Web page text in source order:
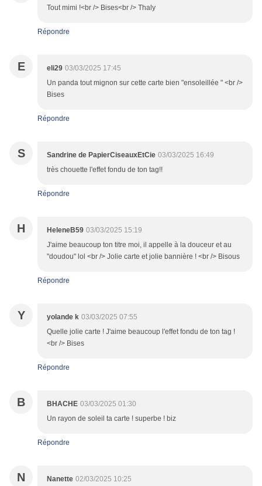
Tout mimi !<br /> Bises<br /> Thaly
Répondre
E eli29 03/03/2025 17:45
Un panda tout mignon sur cette carte bien "ensoleillée " <br />
Bises
Répondre
S Sandrine de PapierCiseauxEtCie 03/03/2025 16:49
très chouette l'effet fondu de ton tag!!
Répondre
H HeleneB59 03/03/2025 15:19
J'aime beaucoup ton titre moi, il appelle à la douceur et au
"doudou" lol <br /> Jolie carte et jolie bannière ! <br /> Bisous
Répondre
Y yolande k 03/03/2025 07:55
Quelle jolie carte ! J'aime beaucoup l'effet fondu de ton tag !
<br /> Bises
Répondre
B BHACHE 03/03/2025 01:30
Un rayon de soleil ta carte ! superbe ! biz
Répondre
N Nanette 02/03/2025 10:25